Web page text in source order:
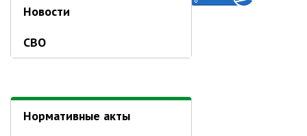
Глава МОГП
Новости
СВО
Нормативные акты